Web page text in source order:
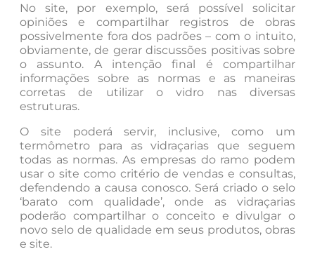
No site, por exemplo, será possível solicitar
opiniões e compartilhar registros de obras
possivelmente fora dos padrões – com o intuito,
obviamente, de gerar discussões positivas sobre
o assunto. A intenção final é compartilhar
informações sobre as normas e as maneiras
corretas de utilizar o vidro nas diversas
estruturas.
O site poderá servir, inclusive, como um
termômetro para as vidraçarias que seguem
todas as normas. As empresas do ramo podem
usar o site como critério de vendas e consultas,
defendendo a causa conosco. Será criado o selo
‘barato com qualidade’, onde as vidraçarias
poderão compartilhar o conceito e divulgar o
novo selo de qualidade em seus produtos, obras
e site.